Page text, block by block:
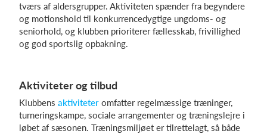
Billetsystem
Hvad koster det?
tværs af aldersgrupper. Aktiviteten spænder fra begyndere
og motionshold til konkurrencedygtige ungdoms- og
seniorhold, og klubben prioriterer fællesskab, frivillighed
og god sportslig opbakning.
Aktiviteter og tilbud
Klubbens aktiviteter omfatter regelmæssige træninger,
turneringskampe, sociale arrangementer og træningslejre i
løbet af sæsonen. Træningsmiljøet er tilrettelagt, så både